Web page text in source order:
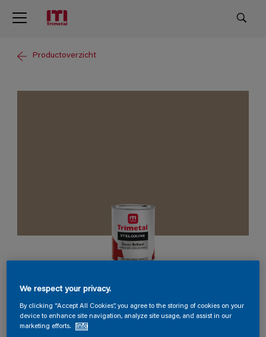
Productoverzicht
Steloxine Decor Brillant
1019
We respect your privacy.
By clicking “Accept All Cookies”, you agree to the storing of cookies on your
device to enhance site navigation, analyze site usage, and assist in our
marketing efforts.
Info